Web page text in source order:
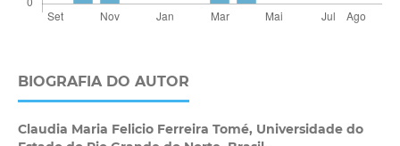
BIOGRAFIA DO AUTOR
Claudia Maria Felicio Ferreira Tomé, Universidade do